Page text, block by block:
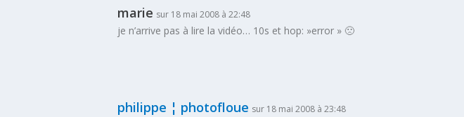
marie sur 18 mai 2008 à 22:48
je n’arrive pas à lire la vidéo… 10s et hop: »error » 🙁
philippe ¦ photofloue sur 18 mai 2008 à 23:48